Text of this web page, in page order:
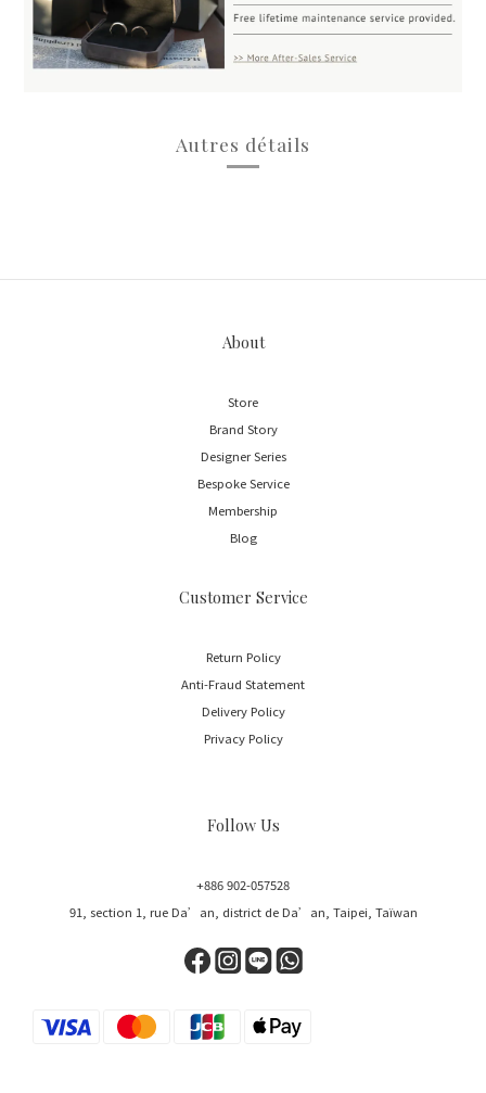
Autres détails
About
Store
Brand Story
Designer Series
Bespoke Service
Membership
Blog
Customer Service
Return Policy
Anti-Fraud Statement
Delivery Policy
Privacy Policy
Follow Us
+886 902-057528
91, section 1, rue Da’an, district de Da’an, Taipei, Taïwan